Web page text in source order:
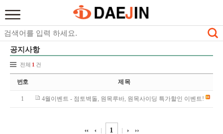
공지사항
전체 1 건
번호 제 목
1 4월이벤트 - 점토벽돌, 원목루바, 원목사이딩 특가할인 이벤트!
1